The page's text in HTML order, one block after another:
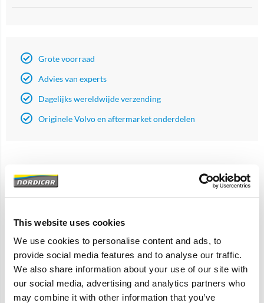
This website uses cookies
We use cookies to personalise content and ads, to
provide social media features and to analyse our traffic.
We also share information about your use of our site with
our social media, advertising and analytics partners who
may combine it with other information that you’ve
Grote voorraad
Advies van experts
Dagelijks wereldwijde verzending
Originele Volvo en aftermarket onderdelen
Artikelomschrijving
240 260
Oliedruk
Specificaties